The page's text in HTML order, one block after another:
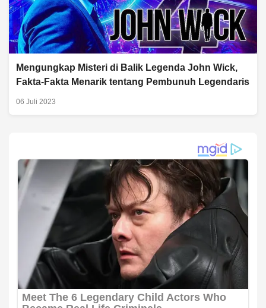
Mengungkap Misteri di Balik Legenda John Wick,
Fakta-Fakta Menarik tentang Pembunuh Legendaris
06 Juli 2023